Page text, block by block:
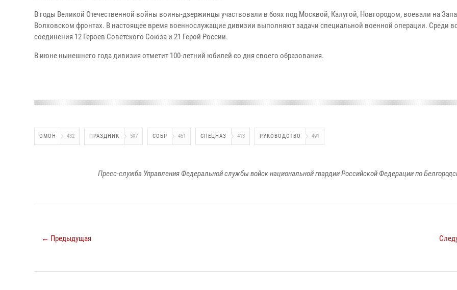
В годы Великой Отечественной войны воины-дзержинцы участвовали в боях под Москвой, Калугой, Новгородом, воевали на
Волховском фронтах. В настоящее время военнослужащие дивизии выполняют задачи специальной военной операции. Среди
соединения 12 Героев Советского Союза и 21 Герой России.
В июне нынешнего года дивизия отметит 100-летний юбилей со дня своего образования.
ОМОН 432 ПРАЗДНИК 597 СОБР 451 СПЕЦНАЗ 413 РУКОВОДСТВО 491
Пресс-служба Управления Федеральной службы войск национальной гвардии Российской Федерации по
← Предыдущая